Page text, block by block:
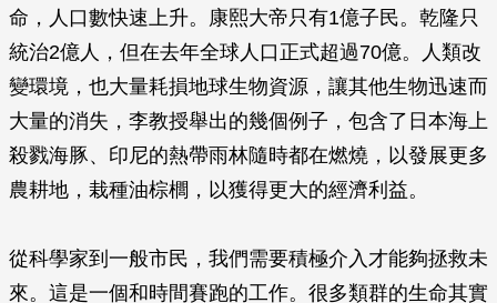
命，人口數快速上升。康熙大帝只有1億子民。乾隆只
統治2億人，但在去年全球人口正式超過70億。人類改
變環境，也大量耗損地球生物資源，讓其他生物迅速而
大量的消失，李教授舉出的幾個例子，包含了日本海上
殺戮海豚、印尼的熱帶雨林隨時都在燃燒，以發展更多
農耕地，栽種油棕櫚，以獲得更大的經濟利益。
從科學家到一般市民，我們需要積極介入才能夠拯救未
來。這是一個和時間賽跑的工作。很多類群的生命其實